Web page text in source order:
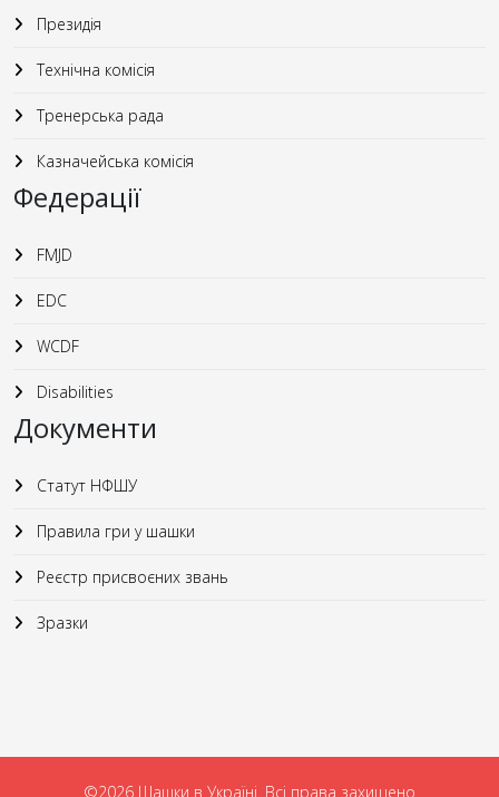
Президія
Технічна комісія
Тренерська рада
Казначейська комісія
Федерації
FMJD
EDC
WCDF
Disabilities
Документи
Статут НФШУ
Правила гри у шашки
Реєстр присвоєних звань
Зразки
©2026 Шашки в Україні. Всі права захищено